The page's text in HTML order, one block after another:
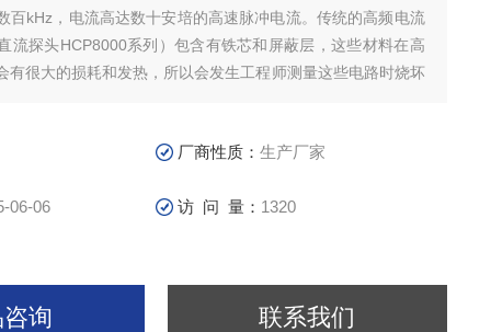
百kHz，电流高达数十安培的高速脉冲电流。传统的高频电流
流探头HCP8000系列）包含有铁芯和屏蔽层，这些材料在高
有很大的损耗和发热，所以会发生工程师测量这些电路时烧坏
厂商性质：生产厂家
06-06 访 问 量： 1320
询 联系我们